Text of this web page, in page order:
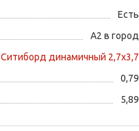
Есть
А2 в город
Ситиборд динамичный 2,7х3,7
0,79
5,89